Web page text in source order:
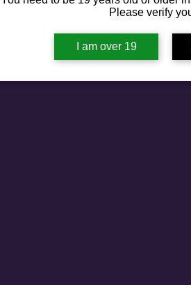
Please verify
I am over 19